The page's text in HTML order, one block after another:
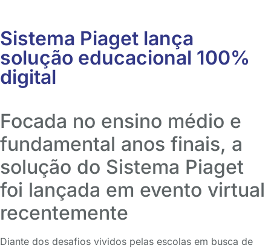
Sistema Piaget lança
solução educacional 100%
digital
Focada no ensino médio e
fundamental anos finais, a
solução do Sistema Piaget
foi lançada em evento virtual
recentemente
Diante dos desafios vividos pelas escolas em busca de